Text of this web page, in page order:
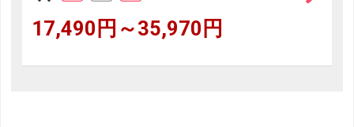
17,490円～35,970円